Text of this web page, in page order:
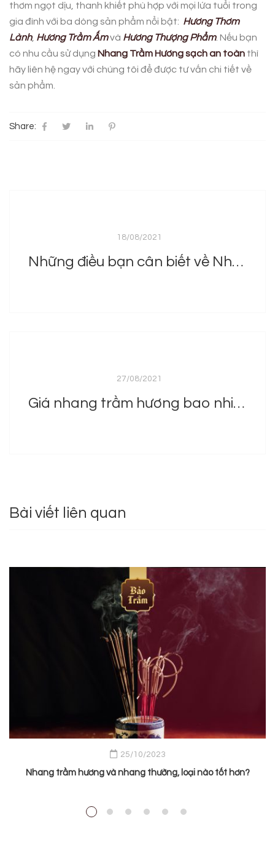
thơm ngọt dịu, thanh khiết phù hợp với mọi lứa tuổi trong
gia đình với ba dòng sản phẩm nổi bật: Hương Thơm
Lành, Hương Trầm Ấmvà Hương Thượng Phẩm. Nếu bạn
có nhu cầu sử dụng Nhang Trầm Hương sạch an toàn thì
hãy liên hệ ngay với chúng tôi để được tư vấn chi tiết về
sản phẩm.
Share:
18/08/2021
Những điều bạn cân biết về Nhang Trầm Hương
27/08/2021
Giá nhang trầm hương bao nhiêu?
Bài viết liên quan
25/10/2023
Nhang trầm hương và nhang thường, loại nào tốt hơn?